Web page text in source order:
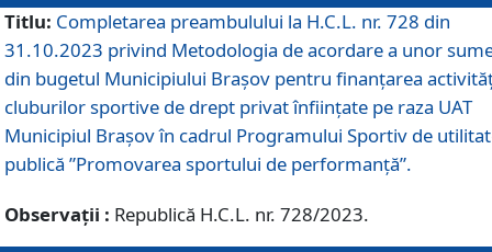
Titlu: Completarea preambulului la H.C.L. nr. 728 din
31.10.2023 privind Metodologia de acordare a unor
din bugetul Municipiului Brașov pentru finanțarea
cluburilor sportive de drept privat înființate pe raza UAT
Municipiul Brașov în cadrul Programului Sportiv de
publică ”Promovarea sportului de performanță”.
Observații : Republică H.C.L. nr. 728/2023.